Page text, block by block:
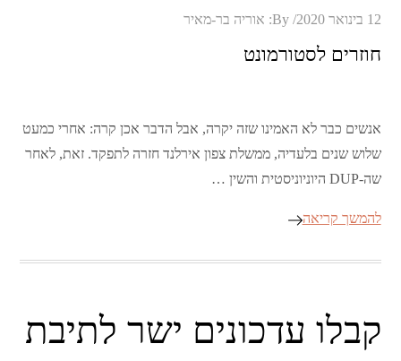
Posted
12 בינואר 2020 By: אוריה בר-מאיר
חוזרים לסטורמונט
אנשים כבר לא האמינו שזה יקרה, אבל הדבר אכן קרה: אחרי כמעט
שלוש שנים בלעדיה, ממשלת צפון אירלנד חזרה לתפקד. זאת, לאחר
שה-DUP היוניוניסטית והשין …
להמשך קריאה
קבלו עדכונים ישר לתיבת